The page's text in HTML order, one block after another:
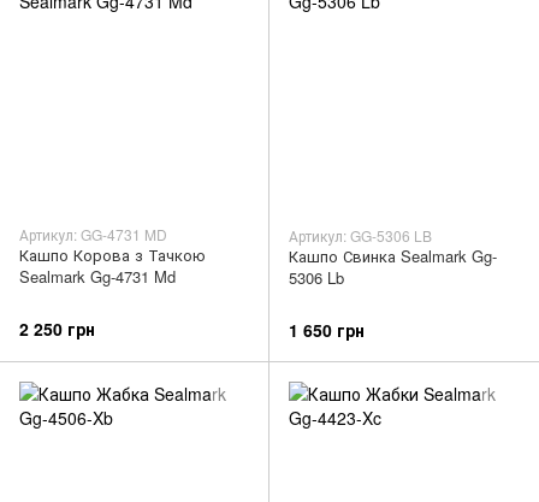
Артикул: GG-4731 MD
Кашпо Корова з Тачкою
Sealmark Gg-4731 Md
2 250 грн
Артикул: GG-5306 LB
Кашпо Свинка Sealmark Gg-
5306 Lb
1 650 грн